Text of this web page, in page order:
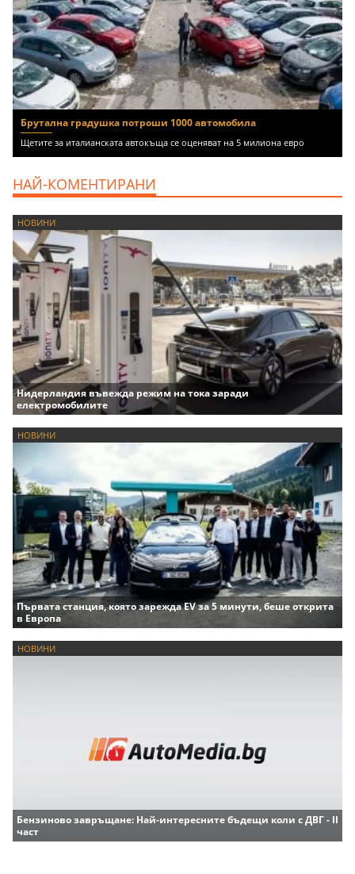
Брутална градушка потроши 1000 автомобила
Щетите за италианската автокъща се оценяват на 5 милиона евро
НАЙ-КОМЕНТИРАНИ
НОВИНИ
Нидерландия въвежда режим на тока заради
електромобилите
НОВИНИ
Първата станция, която зарежда EV за 5 минути, беше открита
в Европа
НОВИНИ
Бензиново завръщане: Най-интересните бъдещи коли с ДВГ - II
част